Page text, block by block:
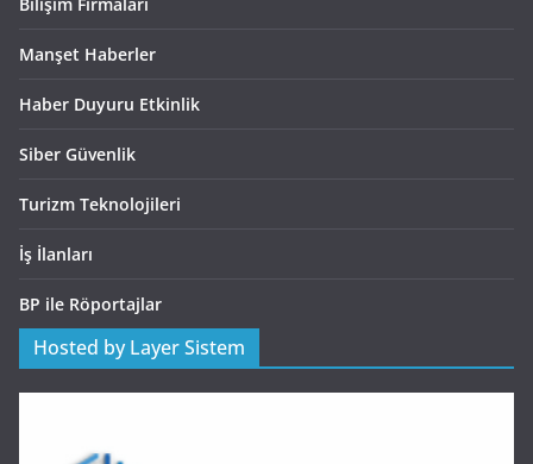
Manşet Haberler
Haber Duyuru Etkinlik
Siber Güvenlik
Turizm Teknolojileri
İş İlanları
BP ile Röportajlar
Hosted by Layer Sistem